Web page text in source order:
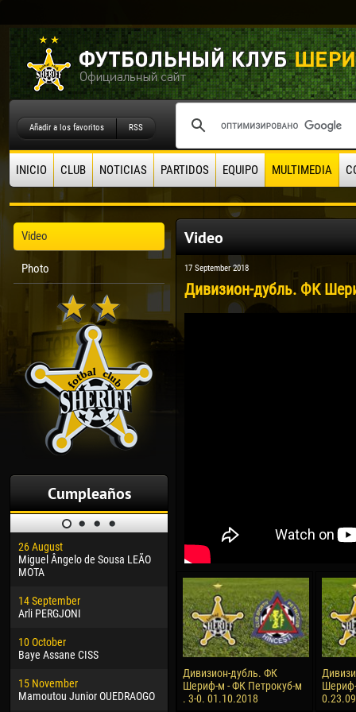
Añadir a los favoritos RSS
INICIO CLUB NOTICIAS PARTIDOS EQUIPO MULTIMEDIA
Video
Photo
Cumpleaños
26 August
Miguel Ângelo de Sousa LEÃO
MOTA
14 September
Arli PERGJONI
10 October
Baye Assane CISS
15 November
Mamoutou Junior OUEDRAOGO
30 January
Dhoraso Moreo KLAS
24 February
Vladislav COSTIN
02 March
Veaceslav COZMA
09 March
Emmanuel AFETSE
04
13
15
24
Video
17 September 2018
Дивизион-дубль. ФК
Дивизион-дубль. ФК
Шериф-м - ФК Петрокуб-м
. 3-0. 01.10.2018